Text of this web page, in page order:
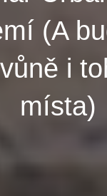
(A
i
místa)